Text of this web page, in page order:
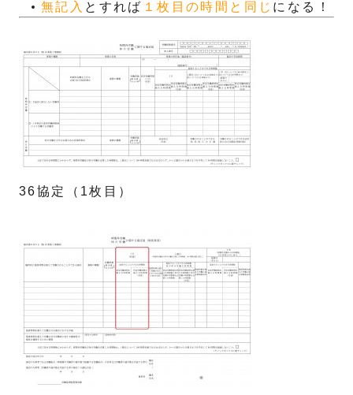
無記入 とすれば １枚目の時間と同じ になる！
36協定（1枚目）